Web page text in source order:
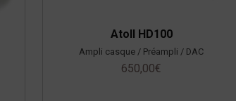
Atoll HD100
Ampli casque / Préampli / DAC
650,00€